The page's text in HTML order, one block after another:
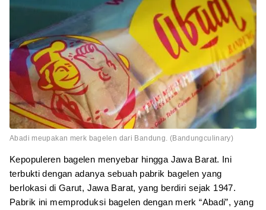
Abadi meupakan merk bagelen dari Bandung. (Bandungculinary)
Kepopuleren bagelen menyebar hingga Jawa Barat. Ini
terbukti dengan adanya sebuah pabrik bagelen yang
berlokasi di Garut, Jawa Barat, yang berdiri sejak 1947.
Pabrik ini memproduksi bagelen dengan merk “Abadi”, yang